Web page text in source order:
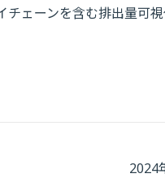
チェーンを含む排出量可
2024